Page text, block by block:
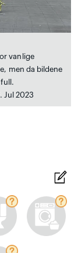
vanlige
men da bildene
Jul 2023